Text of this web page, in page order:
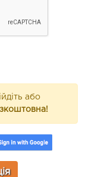
або